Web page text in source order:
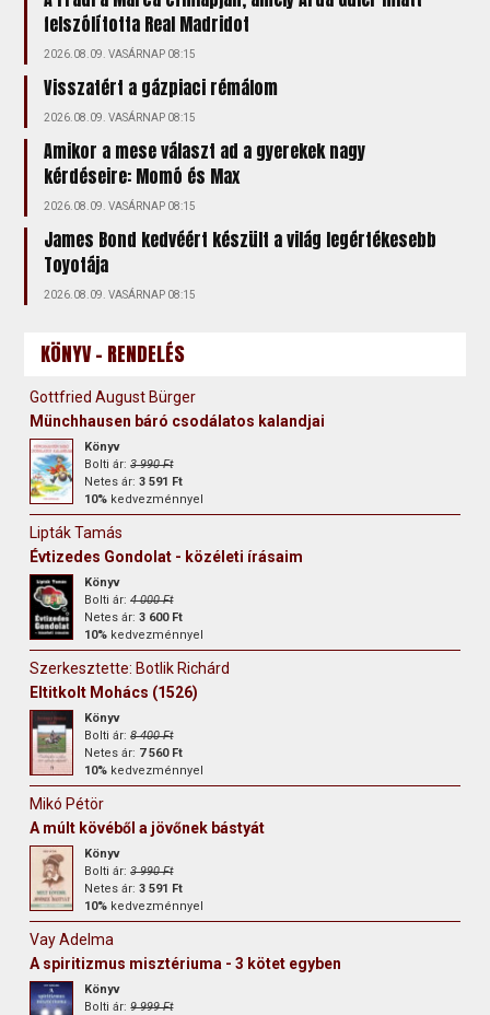
felszólította Real Madridot
2026.08.09. VASÁRNAP 08:15
Visszatért a gázpiaci rémálom
2026.08.09. VASÁRNAP 08:15
Amikor a mese választ ad a gyerekek nagy
kérdéseire: Momó és Max
2026.08.09. VASÁRNAP 08:15
James Bond kedvéért készült a világ legértékesebb
Toyotája
2026.08.09. VASÁRNAP 08:15
KÖNYV - RENDELÉS
Gottfried August Bürger
Münchhausen báró csodálatos kalandjai
Könyv
Bolti ár:3 990 Ft
Netes ár:3 591 Ft
10% kedvezménnyel
Lipták Tamás
Évtizedes Gondolat - közéleti írásaim
Könyv
Bolti ár:4 000 Ft
Netes ár:3 600 Ft
10% kedvezménnyel
Szerkesztette: Botlik Richárd
Eltitkolt Mohács (1526)
Könyv
Bolti ár:8 400 Ft
Netes ár: 7 560 Ft
10% kedvezménnyel
Mikó Pétör
A múlt kövéből a jövőnek bástyát
Könyv
Bolti ár:3 990 Ft
Netes ár:3 591 Ft
10% kedvezménnyel
Vay Adelma
A spiritizmus misztériuma - 3 kötet egyben
Könyv
Bolti ár:9 999 Ft